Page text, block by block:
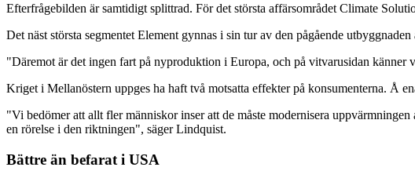
Efterfrågebilden är samtidigt splittrad. För det största affärsområdet Climate
Det näst största segmentet Element gynnas i sin tur av den pågående utbyggnaden
"Däremot är det ingen fart på nyproduktion i Europa, och på vitvarusidan
Kriget i Mellanöstern uppges ha haft två motsatta effekter på konsumenterna. Å
"Vi bedömer att allt fler människor inser att de måste modernisera
en rörelse i den riktningen", säger Lindquist.
Bättre än befarat i USA